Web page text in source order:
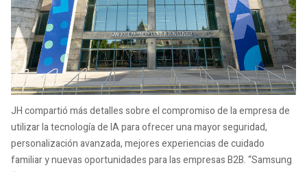
JH compartió más detalles sobre el compromiso de la empresa de
utilizar la tecnología de IA para ofrecer una mayor seguridad,
personalización avanzada, mejores experiencias de cuidado
familiar y nuevas oportunidades para las empresas B2B. “Samsung